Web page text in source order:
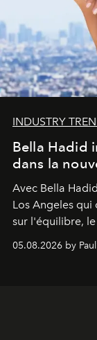
INDUSTRY
Bella Hadid
dans la
Avec Bella
Los Angeles
sur l'équilibre,
05.08.2026 by